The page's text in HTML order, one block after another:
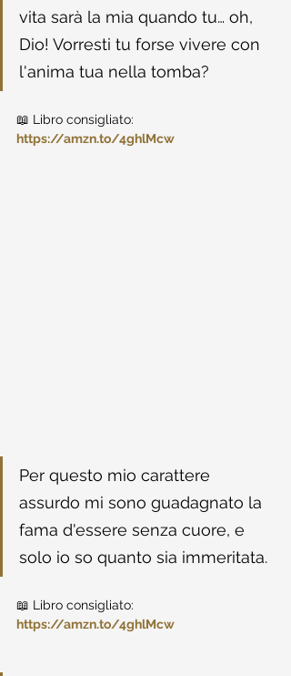
vita sarà la mia quando tu… oh,
Dio! Vorresti tu forse vivere con
l'anima tua nella tomba?
📖 Libro consigliato:
https://amzn.to/4ghlMcw
Per questo mio carattere
assurdo mi sono guadagnato la
fama d'essere senza cuore, e
solo io so quanto sia immeritata.
📖 Libro consigliato:
https://amzn.to/4ghlMcw